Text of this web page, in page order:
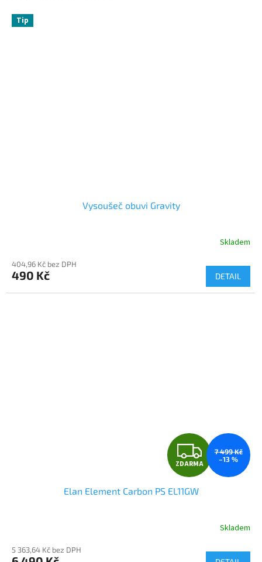
Tip
Vysoušeč obuvi Gravity
Skladem
404,96 Kč bez DPH
490 Kč DETAIL
Z
D
M
ZDARMA
7 499 Kč
–13 %
Elan Element Carbon PS EL11GW
Skladem
5 363,64 Kč bez DPH